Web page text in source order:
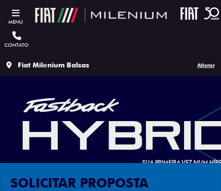
MENU
CONTATO
Fiat Milenium Balsas Alterar
SOLICITAR PROPOSTA